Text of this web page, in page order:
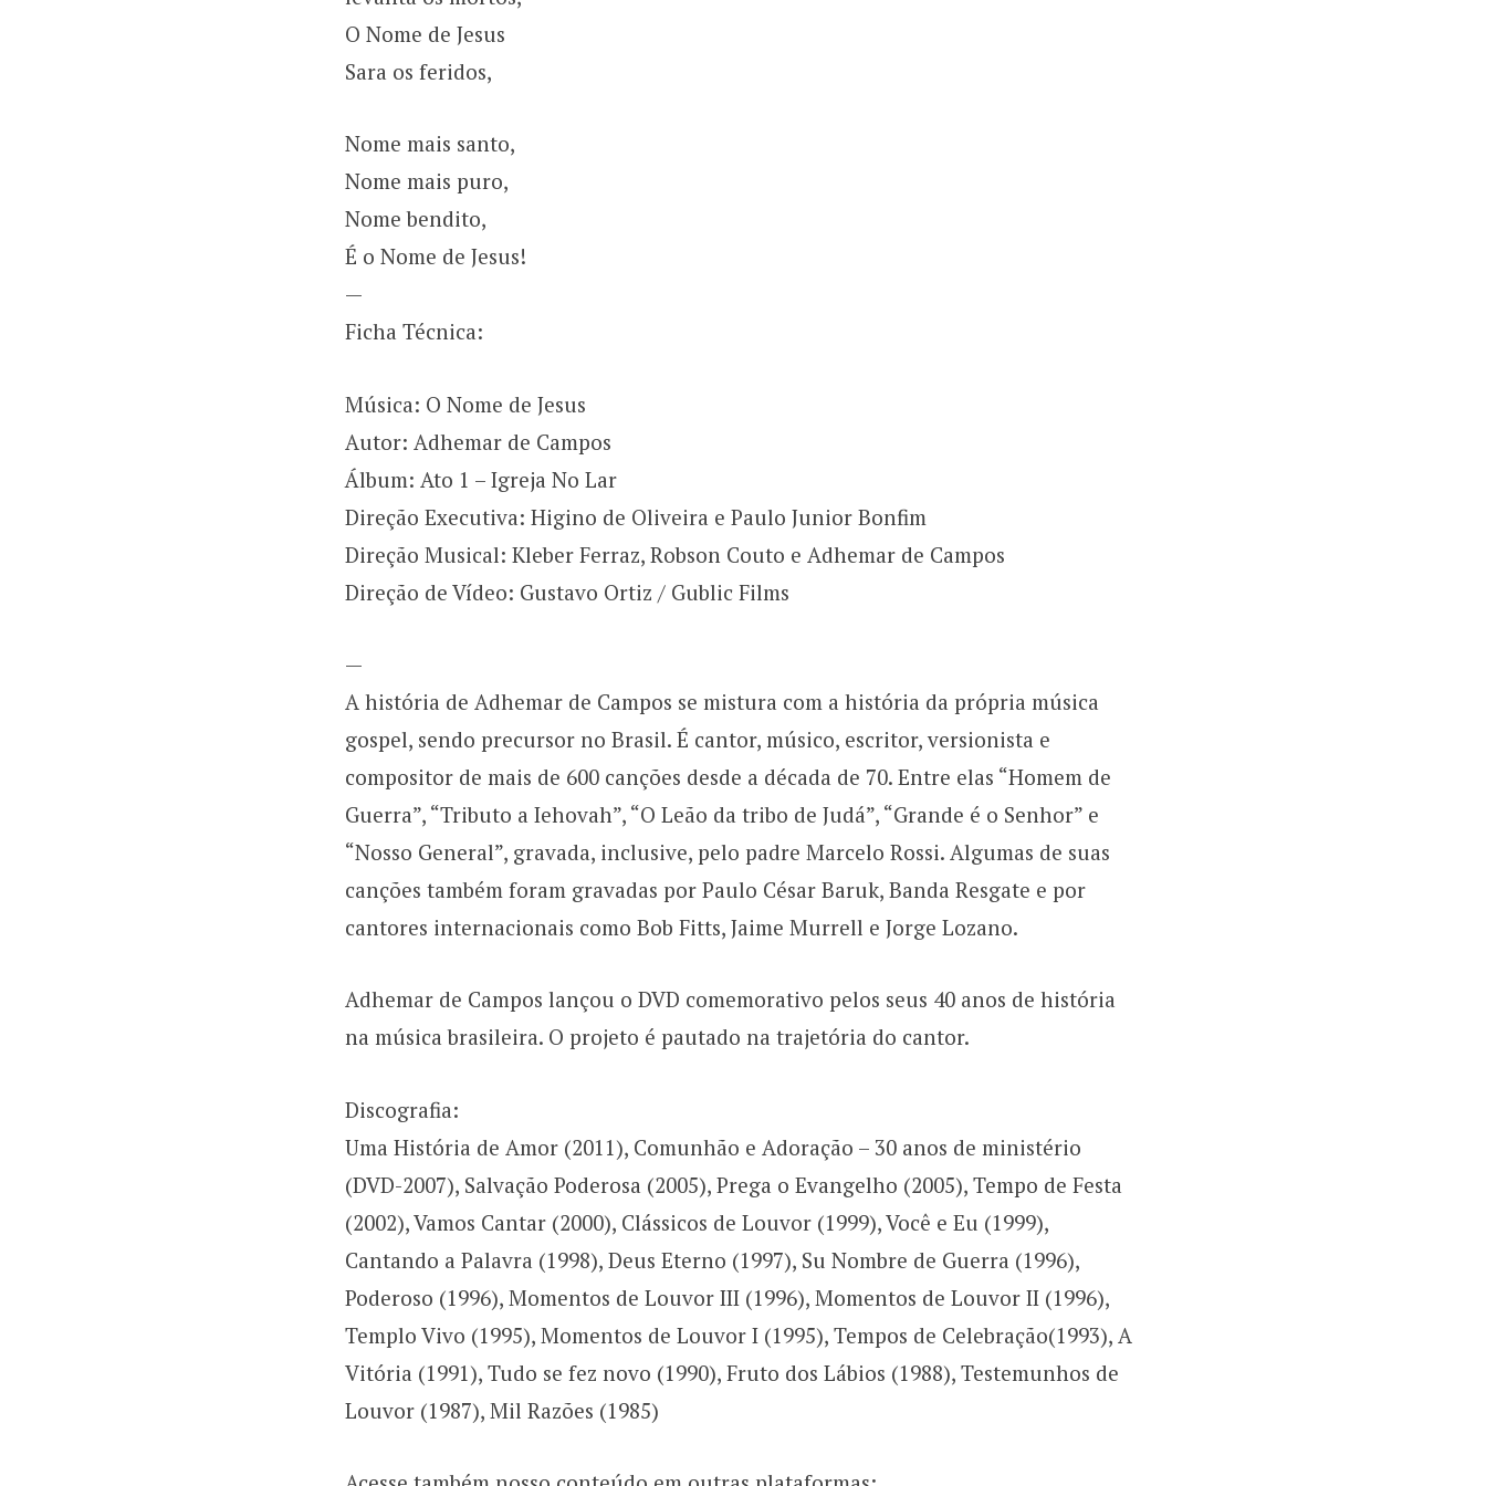
O Nome de Jesus
Sara os feridos,
Nome mais santo,
Nome mais puro,
Nome bendito,
É o Nome de Jesus!
—
Ficha Técnica:
Música: O Nome de Jesus
Autor: Adhemar de Campos
Álbum: Ato 1 – Igreja No Lar
Direção Executiva: Higino de Oliveira e Paulo Junior Bonfim
Direção Musical: Kleber Ferraz, Robson Couto e Adhemar de Campos
Direção de Vídeo: Gustavo Ortiz / Gublic Films
—
A história de Adhemar de Campos se mistura com a história da própria música
gospel, sendo precursor no Brasil. É cantor, músico, escritor, versionista e
compositor de mais de 600 canções desde a década de 70. Entre elas “Homem de
Guerra”, “Tributo a Iehovah”, “O Leão da tribo de Judá”, “Grande é o Senhor” e
“Nosso General”, gravada, inclusive, pelo padre Marcelo Rossi. Algumas de suas
canções também foram gravadas por Paulo César Baruk, Banda Resgate e por
cantores internacionais como Bob Fitts, Jaime Murrell e Jorge Lozano.
Adhemar de Campos lançou o DVD comemorativo pelos seus 40 anos de história
na música brasileira. O projeto é pautado na trajetória do cantor.
Discografia:
Uma História de Amor (2011), Comunhão e Adoração – 30 anos de ministério
(DVD-2007), Salvação Poderosa (2005), Prega o Evangelho (2005), Tempo de Festa
(2002), Vamos Cantar (2000), Clássicos de Louvor (1999), Você e Eu (1999),
Cantando a Palavra (1998), Deus Eterno (1997), Su Nombre de Guerra (1996),
Poderoso (1996), Momentos de Louvor III (1996), Momentos de Louvor II (1996),
Templo Vivo (1995), Momentos de Louvor I (1995), Tempos de Celebração(1993), A
Vitória (1991), Tudo se fez novo (1990), Fruto dos Lábios (1988), Testemunhos de
Louvor (1987), Mil Razões (1985)